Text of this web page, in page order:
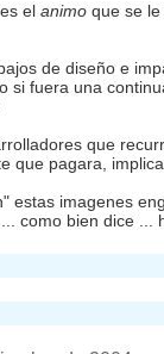
el animo que se
de diseño e
si fuera una
que
que pagara,
estas imagenes
como bien dice